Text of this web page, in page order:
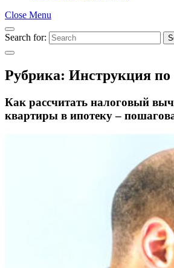
Close Menu
Search for:
Рубрика: Инструкция
Как рассчитать налоговый
квартиры в ипотеку –